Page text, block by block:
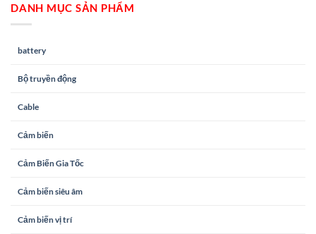
DANH MỤC SẢN PHẨM
battery
Bộ truyền động
Cable
Cảm biến
Cảm Biến Gia Tốc
Cảm biến siêu âm
Cảm biến vị trí